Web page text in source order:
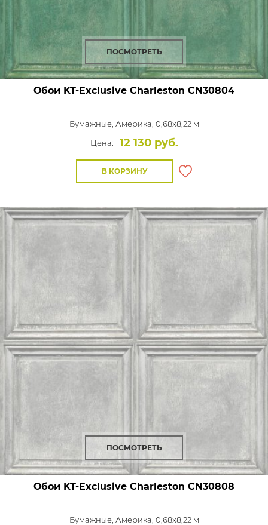
ПОСМОТРЕТЬ
Обои KT-Exclusive Charleston CN30804
Бумажные, Америка, 0,68x8,22 м
Цена:
12 130 руб.
В КОРЗИНУ
ПОСМОТРЕТЬ
Обои KT-Exclusive Charleston CN30808
Бумажные, Америка, 0,68x8,22 м